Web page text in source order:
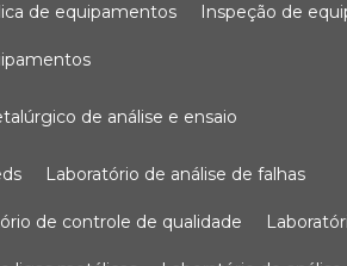
de equipamentos inspeção de
de análise e ensaio
laboratório de análise de falhas
de controle de qualidade